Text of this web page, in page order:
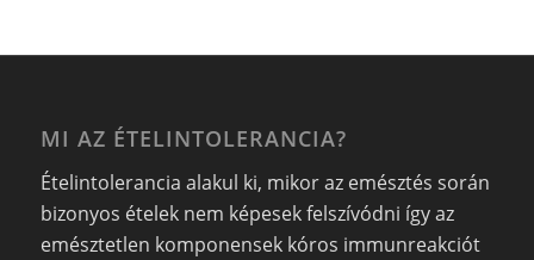
MI AZ ÉTELINTOLERANCIA?
Ételintolerancia alakul ki, mikor az emésztés során
bizonyos ételek nem képesek felszívódni így az
emésztetlen komponensek kóros immunreakciót